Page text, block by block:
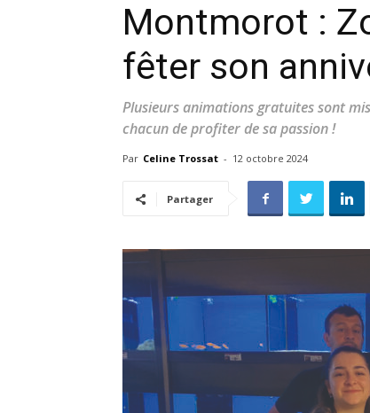
Montmorot :
fêter son
Plusieurs animations gratuites sont
chacun de profiter de sa passion !
Par Celine Trossat - 12 octobre 2024
Partager